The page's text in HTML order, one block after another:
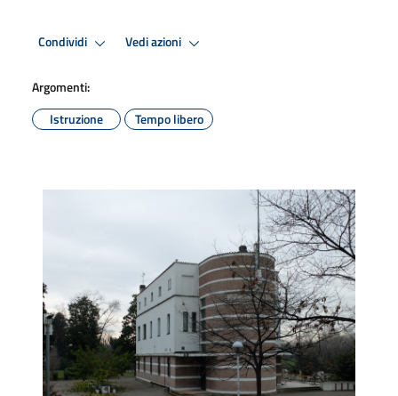
Condividi Vedi azioni
Argomenti:
Istruzione
Tempo libero